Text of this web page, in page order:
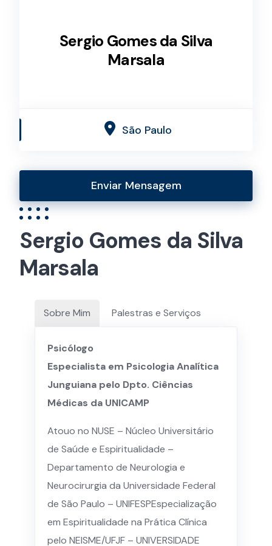
Sergio Gomes da Silva
Marsala
São Paulo
Enviar Mensagem
Sergio Gomes da Silva
Marsala
Sobre Mim Palestras e Serviços
Psicólogo
Especialista em Psicologia Analítica
Junguiana pelo Dpto. Ciências
Médicas da UNICAMP
​Atouo no NUSE – Núcleo Universitário
de Saúde e Espiritualidade –
Departamento de Neurologia e
Neurocirurgia da Universidade Federal
de São Paulo – UNIFESP​Especialização
em Espiritualidade na Prática Clínica
pelo NEISME/UFJF – UNIVERSIDADE